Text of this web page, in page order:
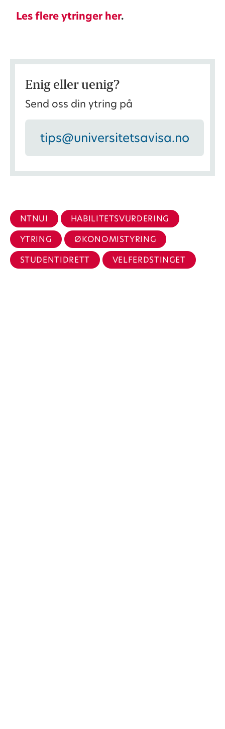
Les flere ytringer her.
Enig eller uenig?
Send oss din ytring på
tips@universitetsavisa.no
NTNUI
HABILITETSVURDERING
YTRING
ØKONOMISTYRING
STUDENTIDRETT
VELFERDSTINGET